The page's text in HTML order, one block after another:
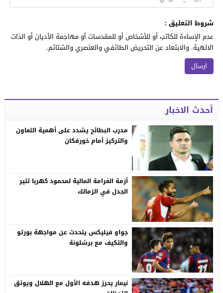
شروط التعليق :
عدم الإساءة للكاتب أو للأشخاص أو للمقدسات أو مهاجمة الأديان أو الذات
الالهية. والابتعاد عن التحريض الطائفي والعنصري والشتائم.
أحدث الاخبار
مدرب البطائح يشدد على أهمية التعاون
والتركيز أمام خورفكان
أزمة الغرامة المالية لمحمود كهربا تثير
الجدل في الزمالك
جواو فيليكس يتحدث عن مواجهة بورتو
والتكيف مع برشلونة
نيمار يحرز هدفه الأول مع الهلال ويوثق